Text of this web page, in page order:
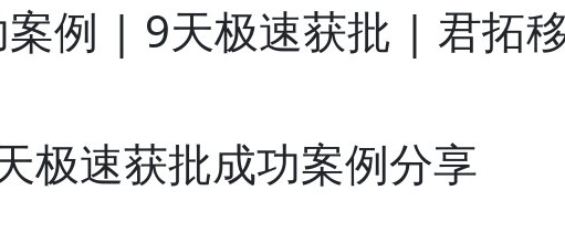
例 | 9天极速获批 | 君拓
极速获批成功案例分享